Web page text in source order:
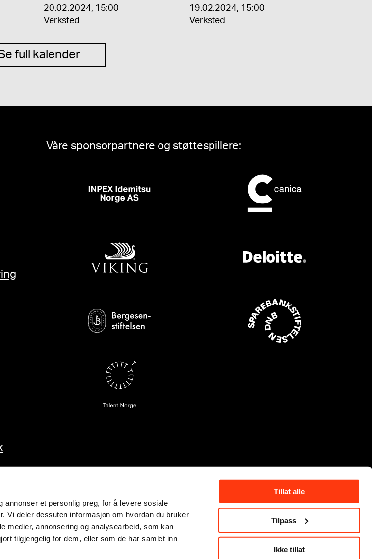
annonser et personlig preg, for å levere sosiale
Vi deler dessuten informasjon om hvordan du bruker
medier, annonsering og analysearbeid, som kan
tilgjengelig for dem, eller som de har samlet inn
Tillat alle
Tilpass
Ikke tillat
20.02.2024, 15:00
Verksted
19.02.2024, 15:00
Verksted
full kalender
Våre sponsorpartnere og støttespillere: